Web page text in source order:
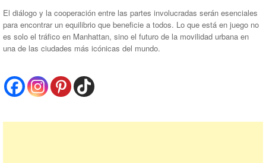
El diálogo y la cooperación entre las partes involucradas serán esenciales
para encontrar un equilibrio que beneficie a todos. Lo que está en juego no
es solo el tráfico en Manhattan, sino el futuro de la movilidad urbana en
una de las ciudades más icónicas del mundo.